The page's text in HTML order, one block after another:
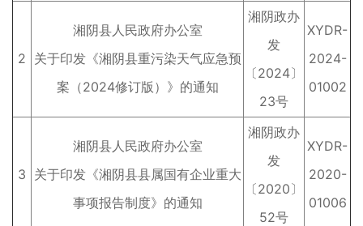
2
湘阴县人民政府办公室
关于印发《湘阴县重污染天气应急预
案（2024修订版）》的通知
湘阴政办
发
〔2024〕
23号
XYDR-
2024-
01002
3
湘阴县人民政府办公室
关于印发《湘阴县县属国有企业重大
事项报告制度》的通知
湘阴政办
发
〔2020〕
52号
XYDR-
2020-
01006